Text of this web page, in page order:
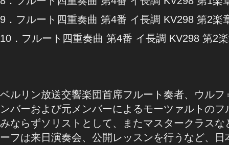
9．フルート四重奏曲 第4番 イ長調 KV298 第2楽
10．フルート四重奏曲 第4番 イ長調 KV298 第2
ベルリン放送交響楽団首席フルート奏者、ウル
ンバーおよび元メンバーによるモーツァルトの
みならずソリストとして、またマスタークラス
ーフは来日演奏会、公開レッスンを行うなど、